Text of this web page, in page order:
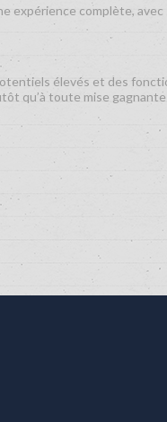
expérience complète,
élevés et des
qu’à toute mise